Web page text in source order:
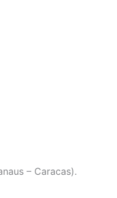
– Caracas).